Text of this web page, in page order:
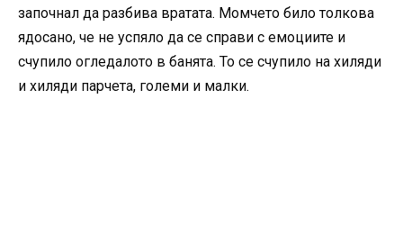
започнал да разбива вратата. Момчето било толкова
ядосано, че не успяло да се справи с емоциите и
счупило огледалото в банята. То се счупило на хиляди
и хиляди парчета, големи и малки.